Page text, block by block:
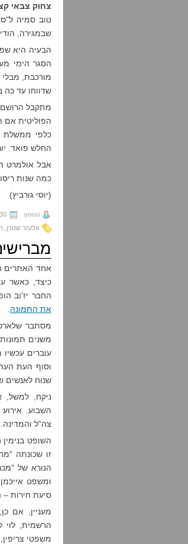
צחוק צבאי
טוב סמיה
שבמגירה,
הבעיה היא
הסגר הימי
מורכבת,
שדווחו עד כה
מתקבל הרושם
הפוליטית
כלפי ממשלת
החלש פואד.
אבל אולמרט
כמה שנות
(יוסי גורביץ)
yossi 30 באוקטובר 2006
אלעזר שטרן
אחד האתרים
כיצד, כאשר
החבר יז'וב
את התמונה
מסתבר
משנים
עוברים
וסוף העת
שנוח לאנשים
ניקח,
השבוע.
צה"ל
השופט
זו שכונתה
הנורא של
ומשפט
סיעת חירות
מעניין, אם
הרשמית, לוי
משפטי